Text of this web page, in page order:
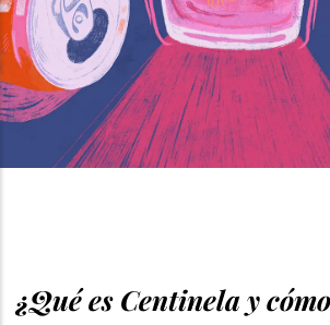
¿Qué es Centinela y